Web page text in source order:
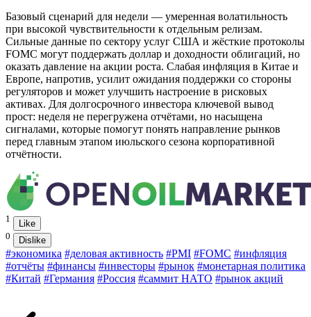
Базовый сценарий для недели — умеренная волатильность
при высокой чувствительности к отдельным релизам.
Сильные данные по сектору услуг США и жёсткие протоколы
FOMC могут поддержать доллар и доходности облигаций, но
оказать давление на акции роста. Слабая инфляция в Китае и
Европе, напротив, усилит ожидания поддержки со стороны
регуляторов и может улучшить настроение в рисковых
активах. Для долгосрочного инвестора ключевой вывод
прост: неделя не перегружена отчётами, но насыщена
сигналами, которые помогут понять направление рынков
перед главным этапом июльского сезона корпоративной
отчётности.
1
Like
0
Dislike
#экономика #деловая активность #PMI #FOMC #инфляция
#отчёты #финансы #инвесторы #рынок #монетарная политика
#Китай #Германия #Россия #саммит НАТО #рынок акций